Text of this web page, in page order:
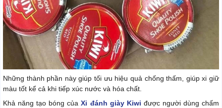
Những thành phần này giúp tối ưu hiệu quả chống thấm, giúp xi giữ
màu tốt kể cả khi tiếp xúc nước và hóa chất.
Khả năng tạo bóng củaXi đánh giày Kiwi được người dùng chấm